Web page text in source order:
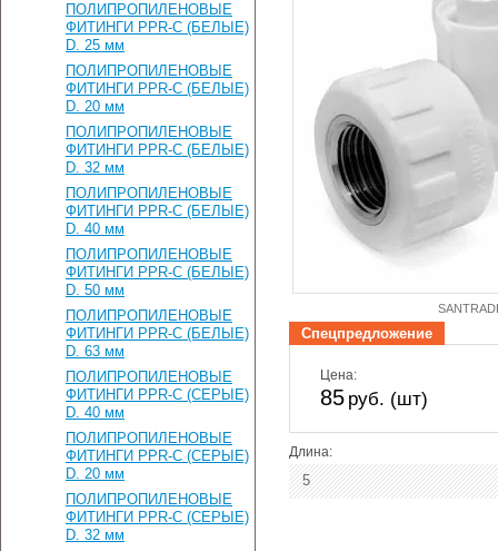
ПОЛИПРОПИЛЕНОВЫЕ
ФИТИНГИ PPR-C (БЕЛЫЕ)
D. 25 мм
ПОЛИПРОПИЛЕНОВЫЕ
ФИТИНГИ PPR-C (БЕЛЫЕ)
D. 20 мм
ПОЛИПРОПИЛЕНОВЫЕ
ФИТИНГИ PPR-C (БЕЛЫЕ)
D. 32 мм
ПОЛИПРОПИЛЕНОВЫЕ
ФИТИНГИ PPR-C (БЕЛЫЕ)
D. 40 мм
ПОЛИПРОПИЛЕНОВЫЕ
ФИТИНГИ PPR-C (БЕЛЫЕ)
D. 50 мм
ПОЛИПРОПИЛЕНОВЫЕ
ФИТИНГИ PPR-C (БЕЛЫЕ)
D. 63 мм
ПОЛИПРОПИЛЕНОВЫЕ
ФИТИНГИ PPR-C (СЕРЫЕ)
D. 40 мм
ПОЛИПРОПИЛЕНОВЫЕ
ФИТИНГИ PPR-C (СЕРЫЕ)
D. 20 мм
ПОЛИПРОПИЛЕНОВЫЕ
ФИТИНГИ PPR-C (СЕРЫЕ)
D. 32 мм
Спецпредложение
Цена:
85 руб. (шт)
Длина:
5